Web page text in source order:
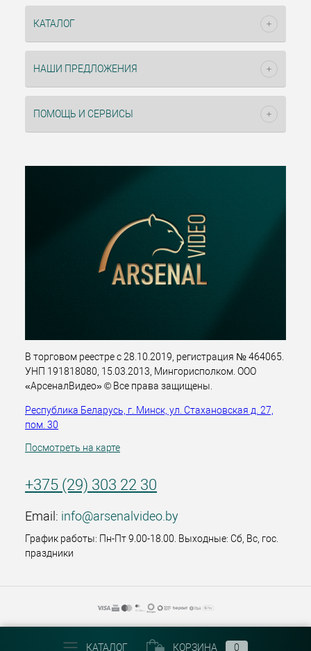
КАТАЛОГ
НАШИ ПРЕДЛОЖЕНИЯ
ПОМОЩЬ И СЕРВИСЫ
В торговом реестре с 28.10.2019, регистрация № 464065.
УНП 191818080, 15.03.2013, Мингорисполком. ООО
«АрсеналВидео» © Все права защищены.
Республика Беларусь, г. Минск, ул. Стахановская д. 27,
пом. 30
Посмотреть на карте
+375 (29) 303 22 30
Email: info@arsenalvideo.by
График работы: Пн-Пт 9.00-18.00. Выходные: Сб, Вс, гос.
праздники
КАТАЛОГ КОРЗИНА 0